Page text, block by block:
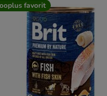
favorit